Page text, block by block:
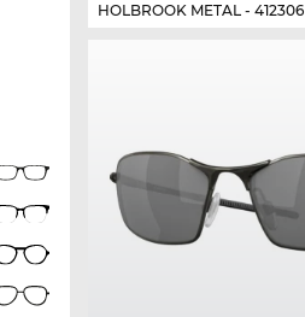
HOLBROOK METAL - 412306